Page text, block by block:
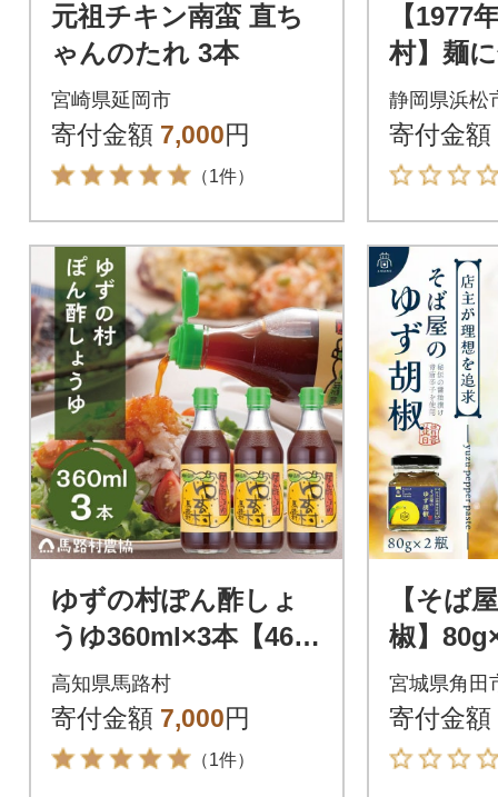
元祖チキン南蛮 直ち
ゃんのたれ 3本
宮崎県延岡市
寄付金額 7,000円
（1件）
【
村】麺
ット (※
静岡県浜松
寄付金額
ゆずの村ぽん酢しょ
うゆ360ml×3本【46
3】
高知県馬路村
寄付金額 7,000円
（1件）
【そば
椒】
でリピ
する秘
(無添加
宮城県角田
寄付金額